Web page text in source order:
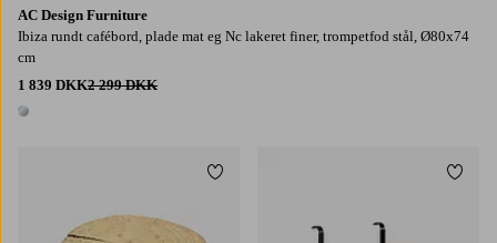
AC Design Furniture
Ibiza rundt cafébord, plade mat eg Nc lakeret finer, trompetfod stål, Ø80x74
cm
1 839 DKK2 299 DKK
1 farve
Tilføj til favoritter